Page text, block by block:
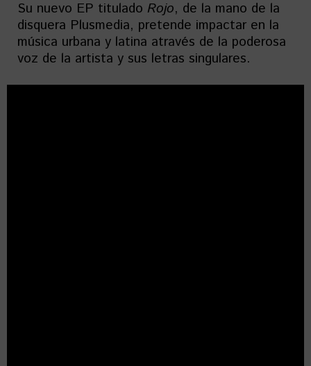
Su nuevo EP titulado Rojo, de la mano de la
disquera Plusmedia, pretende impactar en la
música urbana y latina através de la poderosa
voz de la artista y sus letras singulares.